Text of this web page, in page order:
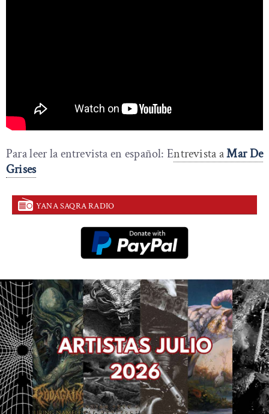
Para leer la entrevista en español: Entrevista aMar De
Grises
YANA SAQRA RADIO